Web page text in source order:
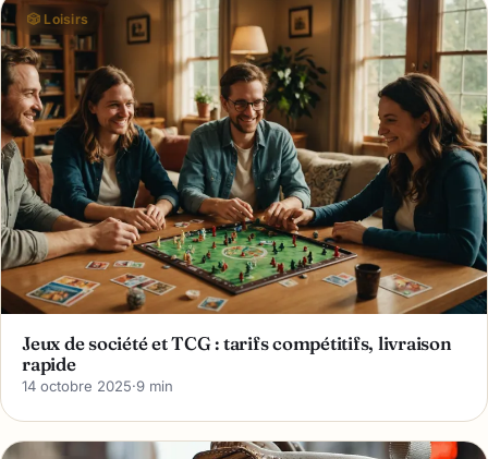
🎲 Loisirs
Jeux de société et TCG : tarifs compétitifs, livraison
rapide
14 octobre 2025·9 min